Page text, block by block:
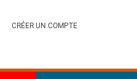
CRÉER UN COMPTE